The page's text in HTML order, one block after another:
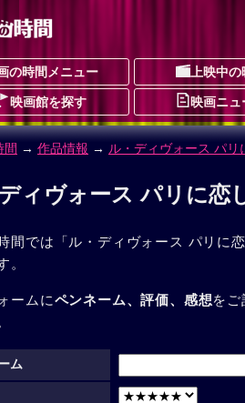
の時間メニュー 上映中の
映画館を探す 映画ニュ
間 → 作品情報 → ル・ディヴォース パリ
ィヴォース パリに恋
間では「ル・ディヴォース パリに
。
ームにペンネーム、評価、感想を
ム